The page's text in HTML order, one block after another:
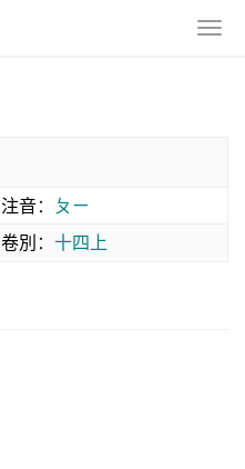
注音：
ㄆㄧ
卷別： 十四上